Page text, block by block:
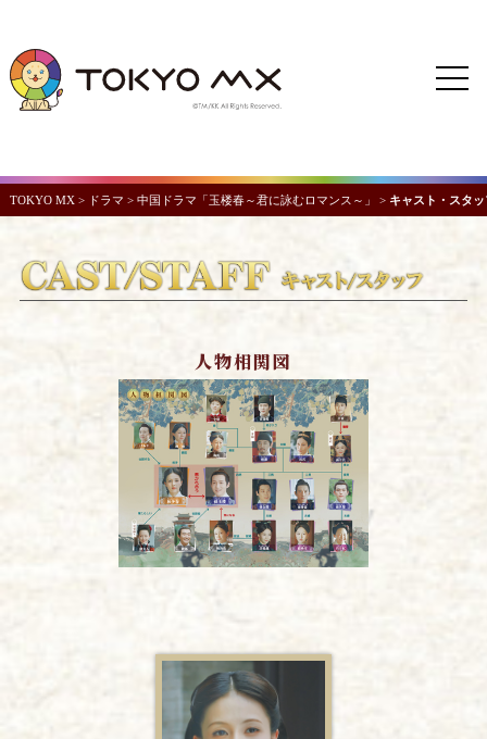
TOKYO MX> ドラマ > 中国ドラマ「玉楼春～君に詠むロマンス～」 > キャスト・スタッ
人物相関図